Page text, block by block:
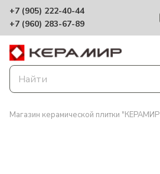
+7 (905) 222-40-44
+7 (960) 283-67-89
Магазин керамической плитки "КЕРАМИР